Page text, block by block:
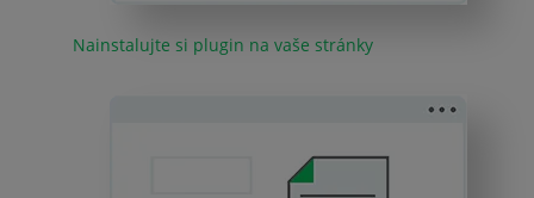
Nainstalujte si plugin na vaše stránky